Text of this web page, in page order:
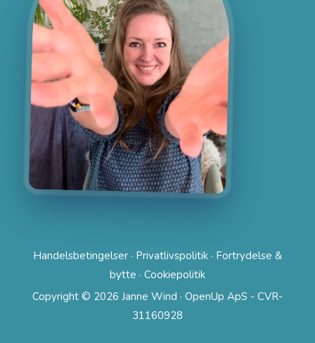
Handelsbetingelser· Privatlivspolitik· Fortrydelse &
bytte · Cookiepolitik
Copyright © 2026 Janne Wind · OpenUp ApS - CVR-
31160928